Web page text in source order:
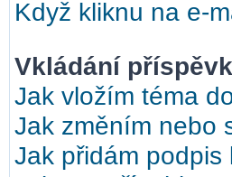
Když kliknu na e-
Vkládání
Jak vložím téma
Jak změním nebo
Jak přidám